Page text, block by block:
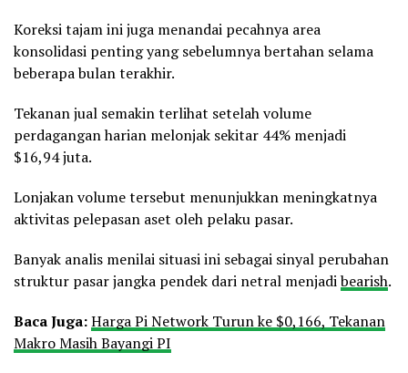
Koreksi tajam ini juga menandai pecahnya area
konsolidasi penting yang sebelumnya bertahan selama
beberapa bulan terakhir.
Tekanan jual semakin terlihat setelah volume
perdagangan harian melonjak sekitar 44% menjadi
$16,94 juta.
Lonjakan volume tersebut menunjukkan meningkatnya
aktivitas pelepasan aset oleh pelaku pasar.
Banyak analis menilai situasi ini sebagai sinyal perubahan
struktur pasar jangka pendek dari netral menjadibearish.
BacaJuga:Harga Pi Network Turun ke $0,166, Tekanan
Makro Masih Bayangi PI